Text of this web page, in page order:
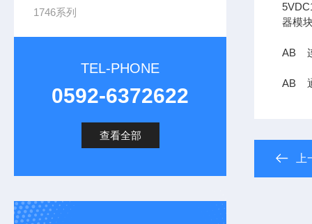
1746系列
TEL-PHONE
0592-6372622
查看全部
器模
AB
AB